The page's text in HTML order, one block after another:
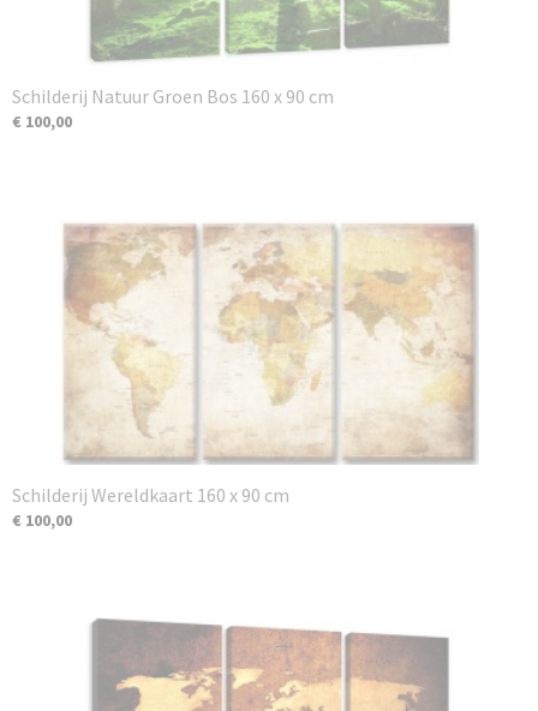
Schilderij Natuur Groen Bos 160 x 90 cm
€ 100,00
Schilderij Wereldkaart 160 x 90 cm
€ 100,00